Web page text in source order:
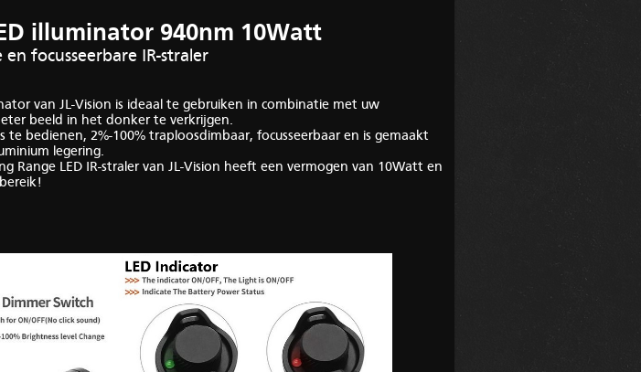
illuminator 940nm 10Watt
focusseerbare IR-straler
van JL-Vision is ideaal te gebruiken in combinatie met uw
beeld in het donker te verkrijgen.
te bedienen, 2%-100% traploosdimbaar, focusseerbaar en is gemaakt
legering.
Range LED IR-straler van JL-Vision heeft een vermogen van 10Watt en